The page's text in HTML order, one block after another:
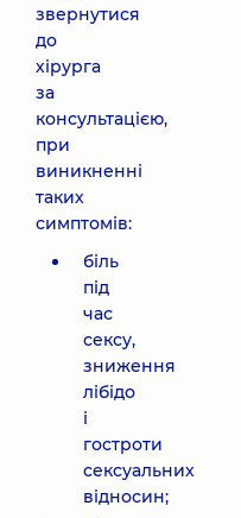
звернутися
до
хірурга
за
консультацією,
при
виникненні
таких
симптомів:
біль
під
час
сексу,
зниження
лібідо
і
гостроти
сексуальних
відносин;